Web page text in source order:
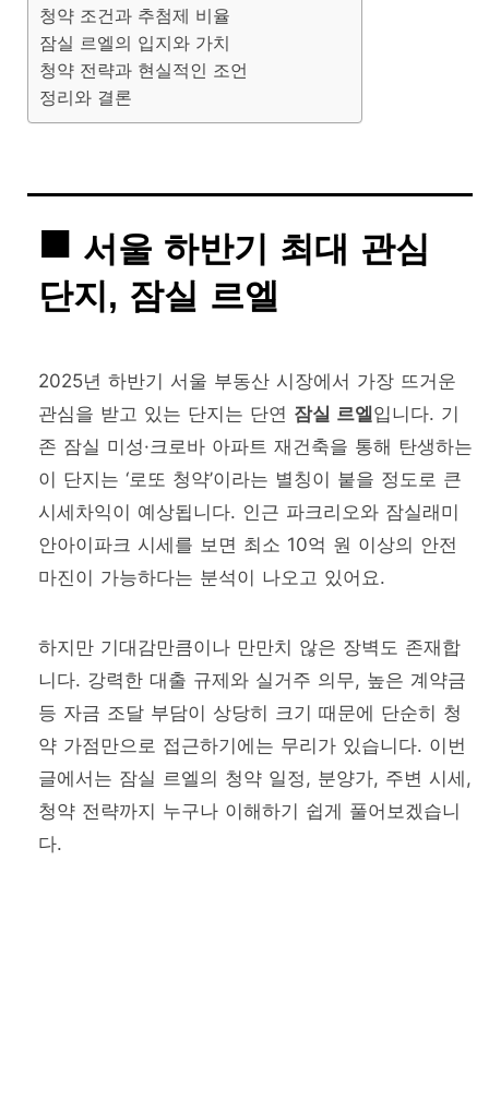
청약 조건과 추첨제 비율
잠실 르엘의 입지와 가치
청약 전략과 현실적인 조언
정리와 결론
서울 하반기 최대 관심
단지, 잠실 르엘
2025년 하반기 서울 부동산 시장에서 가장 뜨거운
관심을 받고 있는 단지는 단연 잠실 르엘입니다. 기
존 잠실 미성·크로바 아파트 재건축을 통해 탄생하는
이 단지는 ‘로또 청약’이라는 별칭이 붙을 정도로 큰
시세차익이 예상됩니다. 인근 파크리오와 잠실래미
안아이파크 시세를 보면 최소 10억 원 이상의 안전
마진이 가능하다는 분석이 나오고 있어요.
하지만 기대감만큼이나 만만치 않은 장벽도 존재합
니다. 강력한 대출 규제와 실거주 의무, 높은 계약금
등 자금 조달 부담이 상당히 크기 때문에 단순히 청
약 가점만으로 접근하기에는 무리가 있습니다. 이번
글에서는 잠실 르엘의 청약 일정, 분양가, 주변 시세,
청약 전략까지 누구나 이해하기 쉽게 풀어보겠습니
다.